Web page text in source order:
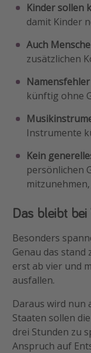
Kinder sollen
damit Kinder
Auch
zusätzlichen
künftig ohne
Instrumente
Kein
persönlichen
Das bleibt
Besonders
Genau das stand
erst ab vier und
ausfallen.
Daraus wird nun
Staaten sollen
drei Stunden zu
Anspruch auf